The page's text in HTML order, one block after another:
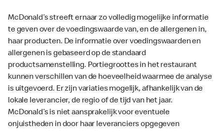
McDonald’s streeft ernaar zo volledig mogelijke informatie
te geven over de voedingswaarde van, en de allergenen in,
haar producten. De informatie over voedingswaarden en
allergenen is gebaseerd op de standaard
productsamenstelling. Portiegroottes in het restaurant
kunnen verschillen van de hoeveelheid waarmee de analyse
is uitgevoerd. Er zijn variaties mogelijk, afhankelijk van de
lokale leverancier, de regio of de tijd van het jaar.
McDonald’s is niet aansprakelijk voor eventuele
onjuistheden in door haar leveranciers opgegeven